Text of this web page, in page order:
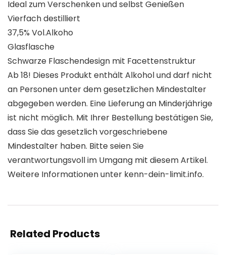
Ideal zum Verschenken und selbst Genießen
Vierfach destilliert
37,5% Vol.Alkoho
Glasflasche
Schwarze Flaschendesign mit Facettenstruktur
Ab 18! Dieses Produkt enthält Alkohol und darf nicht
an Personen unter dem gesetzlichen Mindestalter
abgegeben werden. Eine Lieferung an Minderjährige
ist nicht möglich. Mit Ihrer Bestellung bestätigen Sie,
dass Sie das gesetzlich vorgeschriebene
Mindestalter haben. Bitte seien Sie
verantwortungsvoll im Umgang mit diesem Artikel.
Weitere Informationen unter kenn-dein-limit.info.
Related Products